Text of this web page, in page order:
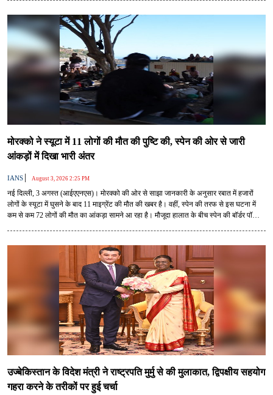
मोरक्को ने स्यूटा में 11 लोगों की मौत की पुष्टि की, स्पेन की ओर से जारी
आंकड़ों में दिखा भारी अंतर
IANS | August 3, 2026 2:25 PM
नई दिल्ली, 3 अगस्त (आईएएनएस)। मोरक्को की ओर से साझा जानकारी के अनुसार रबात में हजारों
लोगों के स्यूटा में घुसने के बाद 11 माइग्रेंट की मौत की खबर है। वहीं, स्पेन की तरफ से इस घटना में
कम से कम 72 लोगों की मौत का आंकड़ा सामने आ रहा है। मौजूदा हालात के बीच स्पेन की बॉर्डर पॉलिसी
उज्बेकिस्तान के विदेश मंत्री ने राष्ट्रपति मुर्मु से की मुलाकात, द्विपक्षीय सहयोग
गहरा करने के तरीकों पर हुई चर्चा